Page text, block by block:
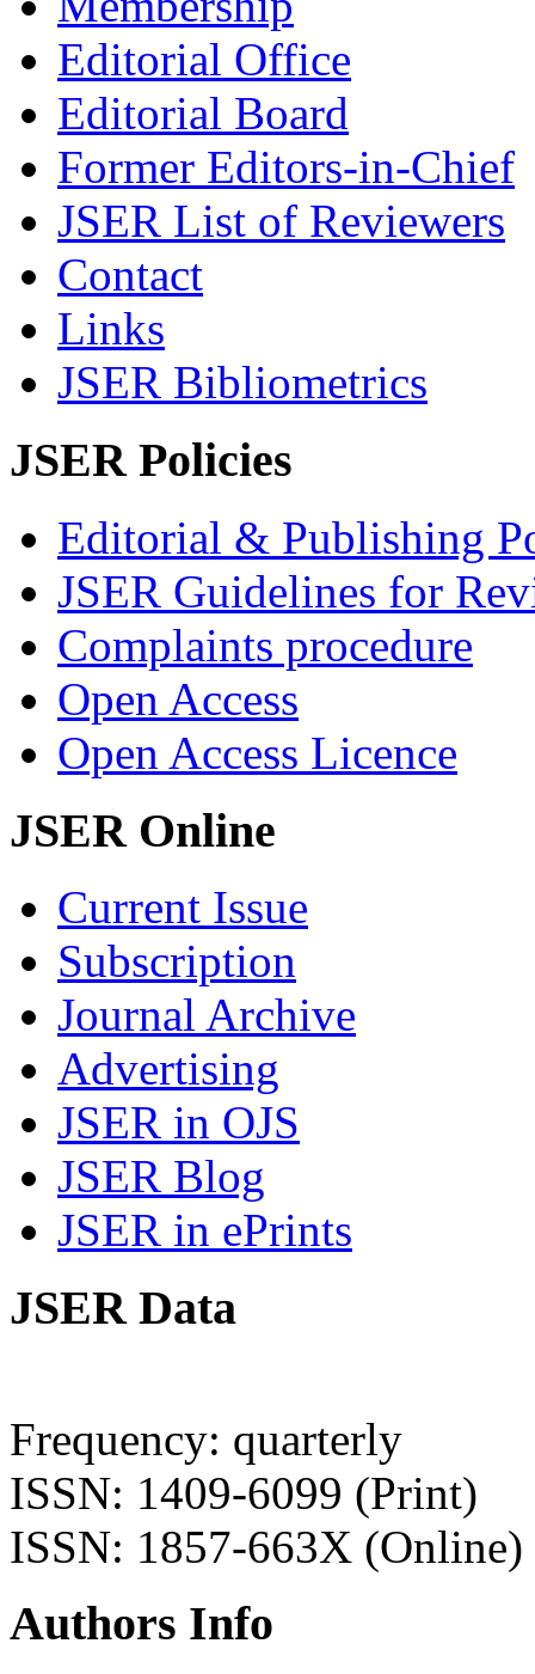
Editorial Office
Editorial Board
Former Editors-in-Chief
JSER List of Reviewers
Contact
Links
JSER Bibliometrics
JSER Policies
Editorial & Publishing
JSER Guidelines for
Complaints procedure
Open Access
Open Access Licence
JSER Online
Current Issue
Subscription
Journal Archive
Advertising
JSER in OJS
JSER Blog
JSER in ePrints
JSER Data
Frequency: quarterly
ISSN: 1409-6099 (Print)
ISSN: 1857-663X (Online)
Authors Info